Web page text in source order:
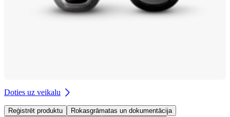
Doties uz veikalu
Reģistrēt produktu
Rokasgrāmatas un dokumentācija